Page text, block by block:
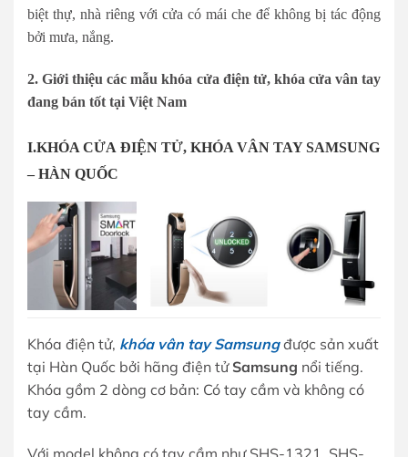
biệt thự, nhà riêng với cửa có mái che để không bị tác động
bởi mưa, nắng.
2. Giới thiệu các mẫu khóa cửa điện tử, khóa cửa vân tay
đang bán tốt tại Việt Nam
I.KHÓA CỬA ĐIỆN TỬ, KHÓA VÂN TAY SAMSUNG
– HÀN QUỐC
Khóa điện tử, khóa vân tay Samsungđược sản xuất
tại Hàn Quốc bởi hãng điện tử Samsung nổi tiếng.
Khóa gồm 2 dòng cơ bản: Có tay cầm và không có
tay cầm.